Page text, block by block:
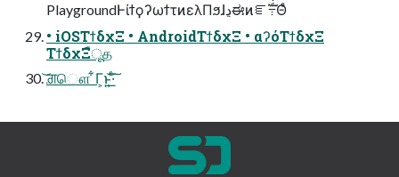
PlaygroundͰίϯϙʔωϯτͷελΠϧɺڍಈͷೝࣝ߹Θͤ
• iOSΤϯδχΞ • AndroidΤϯδχΞ • αʔόΤϯδχΞ
ΤϯδχΞืूத
͝ਗ਼ௌ ͋Γ͕ͱ͏͍͟͝·ͨ͠